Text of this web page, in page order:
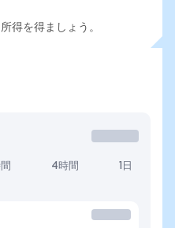
得を得ましょう。
4時間 1日